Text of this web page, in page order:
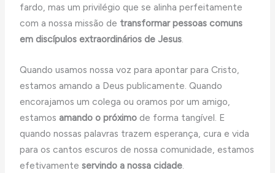
fardo, mas um privilégio que se alinha perfeitamente
com a nossa missão de transformar pessoas comuns
em discípulos extraordinários de Jesus
Quando usamos nossa voz para apontar para Cristo,
estamos amando a Deus publicamente. Quando
encorajamos um colega ou oramos por um amigo,
estamos amando o próximo de forma tangível. E
quando nossas palavras trazem esperança, cura e vida
para os cantos escuros de nossa comunidade, estamos
efetivamenteservindo a nossa cidade.